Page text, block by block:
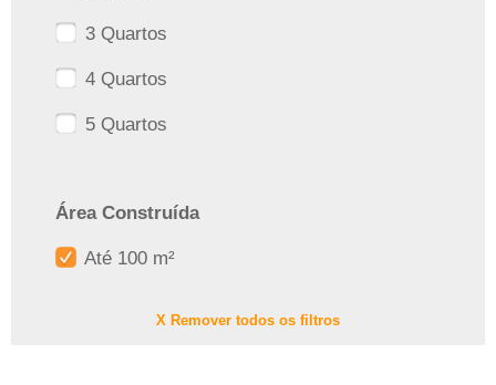
3 Quartos
4 Quartos
5 Quartos
Área Construída
Até 100 m²
X Remover todos os filtros